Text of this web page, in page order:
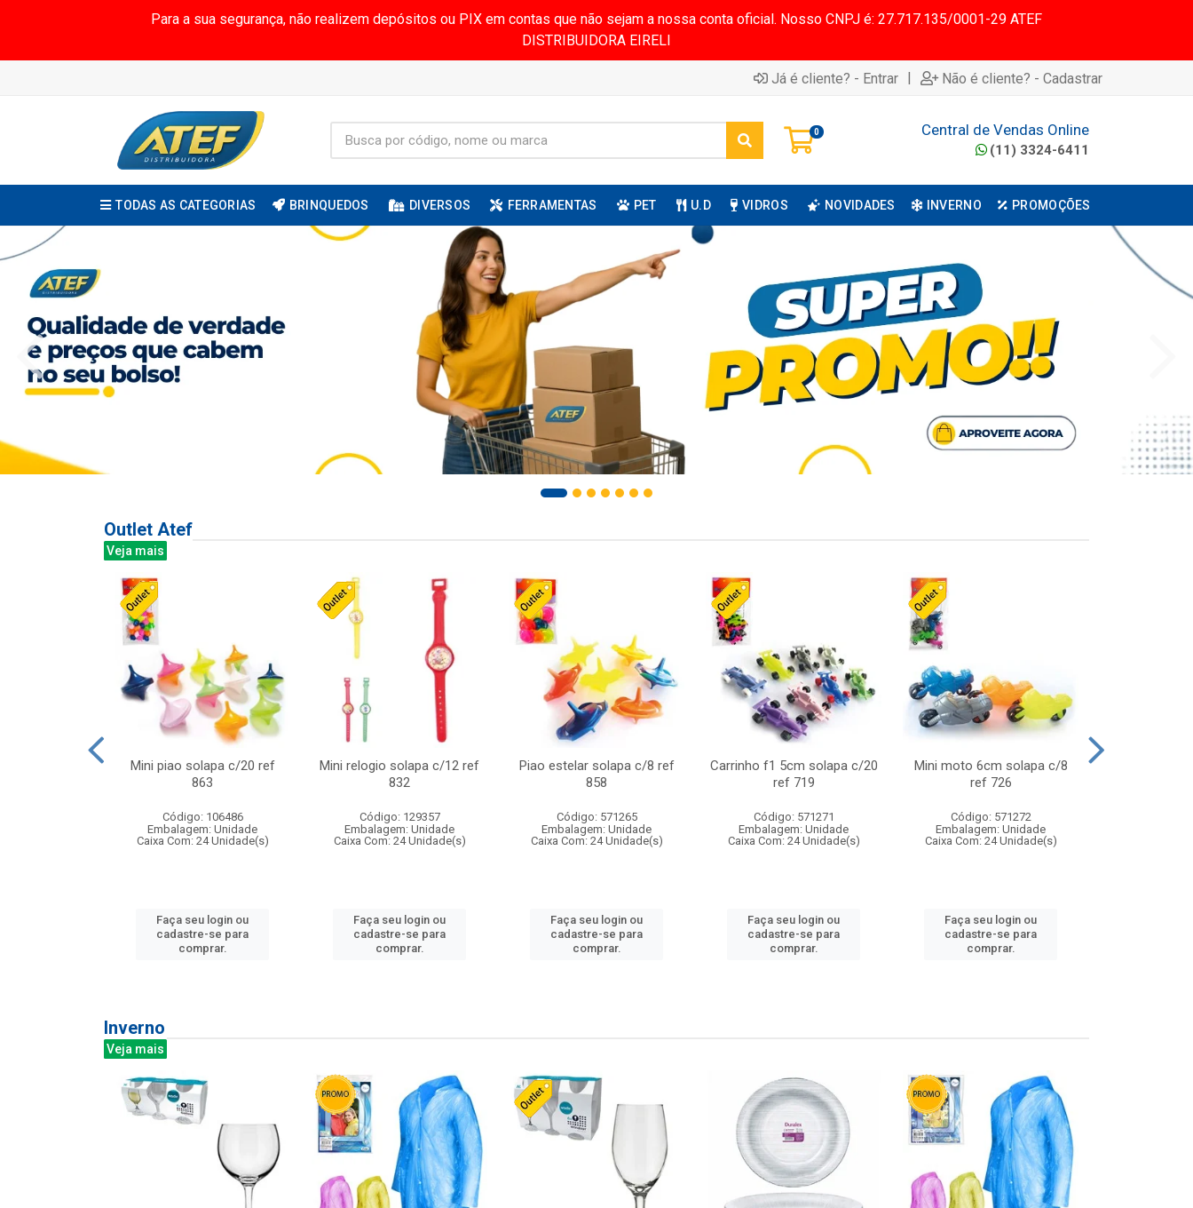
Para a sua segurança, não realizem depósitos ou PIX em contas que não sejam a nossa conta oficial. Nosso CNPJ é: 27.717.135/0001-29 ATEF
DISTRIBUIDORA EIRELI
Já é cliente? - Entrar | Não é cliente? - Cadastrar
0 Central de Vendas Online
(11) 3324-6411
TODAS AS CATEGORIAS BRINQUEDOS DIVERSOS FERRAMENTAS PET U.D VIDROS NOVIDADES INVERNO PROMOÇÕES
Outlet Atef
Veja mais
Mini piao solapa c/20 ref
863
Código: 106486
Embalagem: Unidade
Caixa Com: 24 Unidade(s)
Faça seu login ou
cadastre-se para
comprar.
Mini relogio solapa c/12 ref
832
Código: 129357
Embalagem: Unidade
Caixa Com: 24 Unidade(s)
Faça seu login ou
cadastre-se para
comprar.
Piao estelar solapa c/8 ref
858
Código: 571265
Embalagem: Unidade
Caixa Com: 24 Unidade(s)
Faça seu login ou
cadastre-se para
comprar.
Carrinho f1 5cm solapa c/20
ref 719
Código: 571271
Embalagem: Unidade
Caixa Com: 24 Unidade(s)
Faça seu login ou
cadastre-se para
comprar.
Mini moto 6cm solapa c/8
ref 726
Código: 571272
Embalagem: Unidade
Caixa Com: 24 Unidade(s)
Faça seu login ou
cadastre-se para
comprar.
Inverno
Veja mais